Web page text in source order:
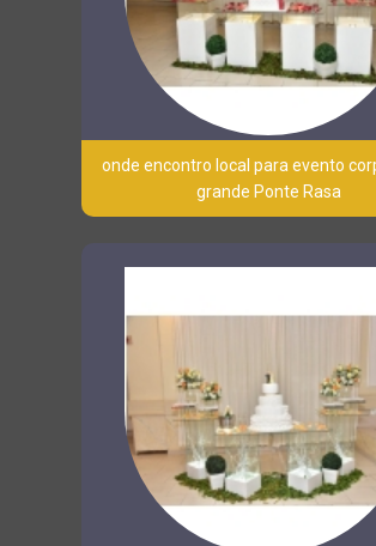
onde encontro local para evento
grande Ponte Rasa